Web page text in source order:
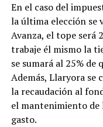
En el caso del
la última elección se
Avanza, el tope será
trabaje él mismo la
se sumará al 25% de
Además, Llaryora se
la recaudación al
el mantenimiento de
gasto.